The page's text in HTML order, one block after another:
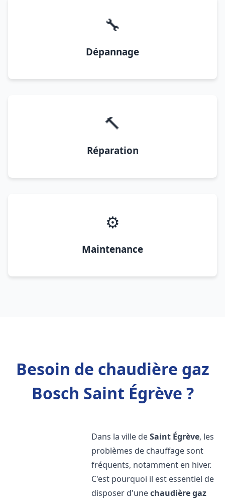
🔧
Dépannage
🔨
Réparation
⚙️
Maintenance
Besoin de chaudière gaz
Bosch Saint Égrève ?
Dans la ville deSaint Égrève, les
problèmes de chauffage sont
fréquents, notamment en hiver.
C'est pourquoi il est essentiel de
disposer d'unechaudière gaz